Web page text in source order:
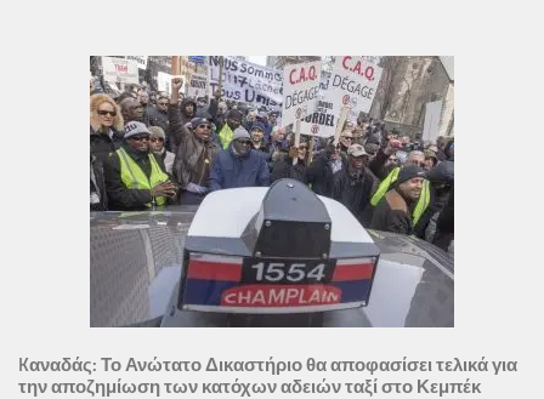
Kαναδάς: Το Ανώτατο Δικαστήριο θα αποφασίσει τελικά για
την αποζημίωση των κατόχων αδειών ταξί στο Κεμπέκ